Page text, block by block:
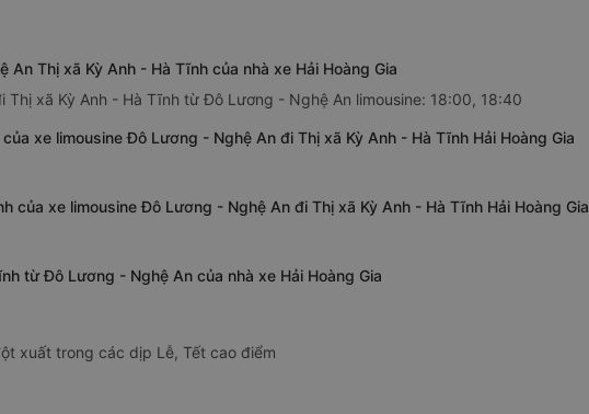
Thị xã Kỳ Anh - Hà Tĩnh của nhà xe Hải Hoàng Gia
Thị xã Kỳ Anh - Hà Tĩnh từ Đô Lương - Nghệ An limousine: 18:00, 18:40
xe limousine Đô Lương - Nghệ An đi Thị xã Kỳ Anh - Hà Tĩnh Hải Hoàng Gia
của xe limousine Đô Lương - Nghệ An đi Thị xã Kỳ Anh - Hà Tĩnh Hải Hoàng Gia
từ Đô Lương - Nghệ An của nhà xe Hải Hoàng Gia
xuất trong các dịp Lễ, Tết cao điểm